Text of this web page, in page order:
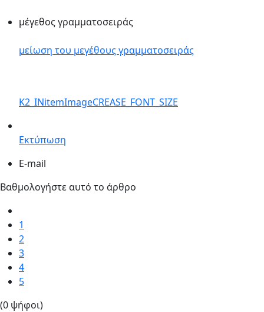
μέγεθος γραμματοσειράς
μείωση του μεγέθους γραμματοσειράς
K2_INitemImageCREASE_FONT_SIZE
Εκτύπωση
E-mail
Βαθμολογήστε αυτό το άρθρο
1
2
3
4
5
(0 ψήφοι)